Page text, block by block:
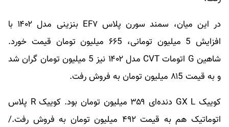
در این میان، سمند سورن پلاس EF۷ بنزینی مدل ۱۴۰۲ با
افزایش 5 میلیون تومانی، ۶۶5 میلیون تومان قیمت خورد.
شاهین G اتومات CVT مدل ۱۴۰۲ نیز 5 میلیون تومان گران شد
و به قیمت ۸۱5 میلیون تومان به فروش رفت.
کوییک GX L دنده‌ای ۳۵۹ میلیون تومان بود. کوییک R پلاس
اتوماتیک هم به قیمت ۴۹۲ میلیون تومان به فروش رفت./